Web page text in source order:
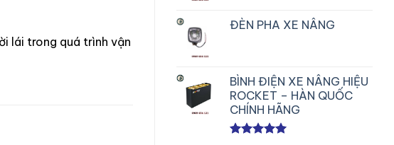
ĐÈN PHA XE NÂNG
BÌNH ĐIỆN XE NÂNG HIỆU
ROCKET – HÀN QUỐC
CHÍNH HÃNG
lái trong quá trình vận